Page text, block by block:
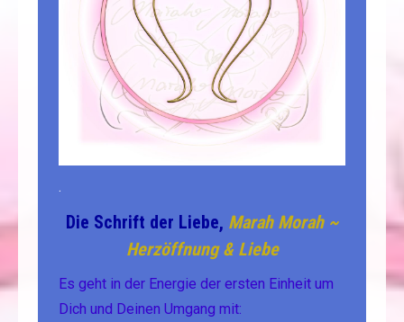
.
Die Schrift der Liebe, Marah Morah ~
Herzöffnung & Liebe
Es geht in der Energie der ersten Einheit um
Dich und Deinen Umgang mit: